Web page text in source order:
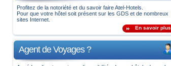
Profitez de la notoriété et du savoir faire Atel-Hotels.
Pour que votre hôtel soit présent sur les GDS et de nombreux
sites Internet.
En savoir plus
Agent de Voyages ?